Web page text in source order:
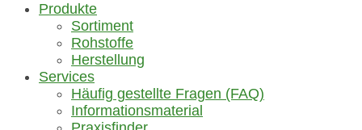
Produkte
Sortiment
Rohstoffe
Herstellung
Services
Häufig gestellte Fragen (FAQ)
Informationsmaterial